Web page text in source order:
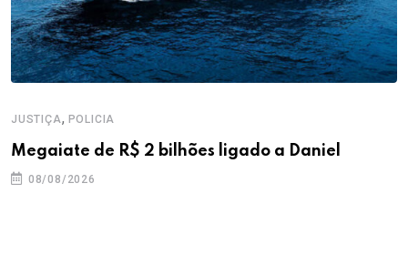
JUSTIÇA, POLICIA
Megaiate de R$ 2 bilhões ligado a Daniel
08/08/2026